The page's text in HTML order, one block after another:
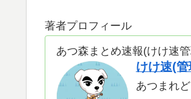
著者プロフィール
あつ森まとめ速報(けけ速
けけ速(
あつまれ